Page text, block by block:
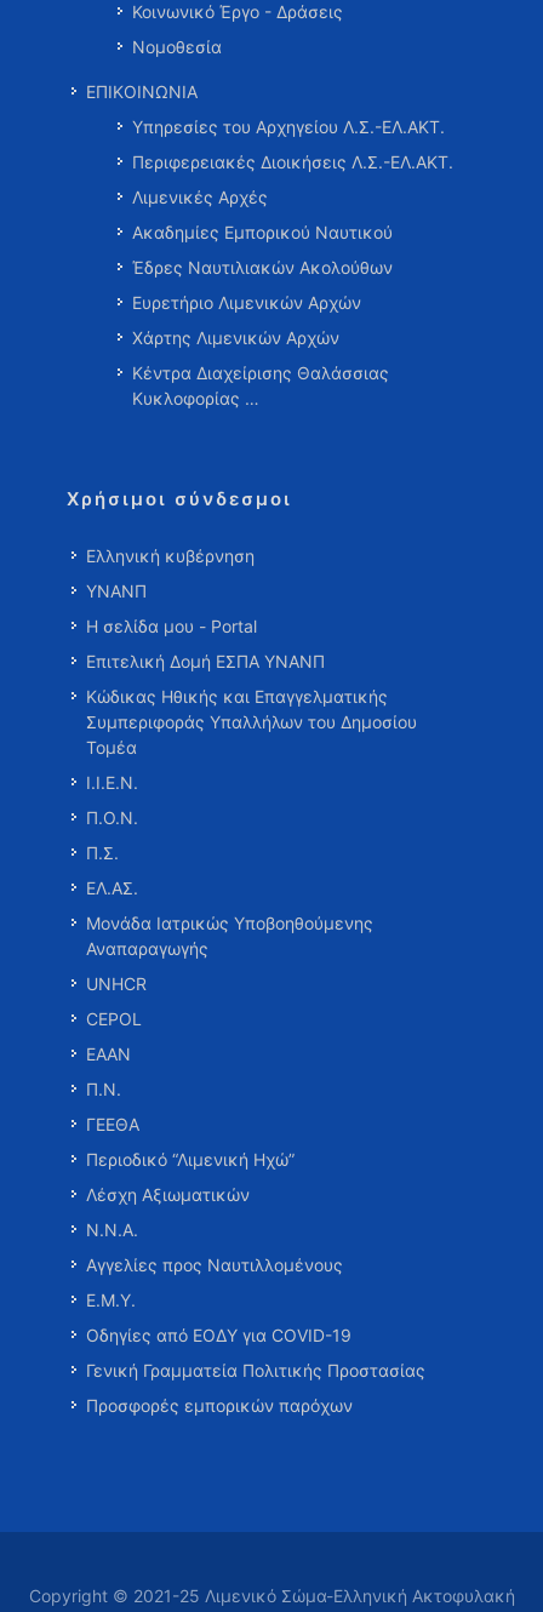
Κοινωνικό Έργο - Δράσεις
Νομοθεσία
ΕΠΙΚΟΙΝΩΝΙΑ
Υπηρεσίες του Αρχηγείου Λ.Σ.-ΕΛ.ΑΚΤ.
Περιφερειακές Διοικήσεις Λ.Σ.-ΕΛ.ΑΚΤ.
Λιμενικές Αρχές
Ακαδημίες Εμπορικού Ναυτικού
Έδρες Ναυτιλιακών Ακολούθων
Ευρετήριο Λιμενικών Αρχών
Χάρτης Λιμενικών Αρχών
Κέντρα Διαχείρισης Θαλάσσιας
Κυκλοφορίας …
Χρήσιμοι σύνδεσμοι
Ελληνική κυβέρνηση
ΥΝΑΝΠ
Η σελίδα μου - Portal
Επιτελική Δομή ΕΣΠΑ ΥΝΑΝΠ
Κώδικας Ηθικής και Επαγγελματικής
Συμπεριφοράς Υπαλλήλων του Δημοσίου
Τομέα
Ι.Ι.Ε.Ν.
Π.Ο.Ν.
Π.Σ.
ΕΛ.ΑΣ.
Μονάδα Ιατρικώς Υποβοηθούμενης
Αναπαραγωγής
UNHCR
CEPOL
ΕΑΑΝ
Π.Ν.
ΓΕΕΘΑ
Περιοδικό “Λιμενική Ηχώ”
Λέσχη Αξιωματικών
Ν.Ν.Α.
Αγγελίες προς Ναυτιλλομένους
Ε.Μ.Υ.
Οδηγίες από ΕΟΔΥ για COVID-19
Γενική Γραμματεία Πολιτικής Προστασίας
Προσφορές εμπορικών παρόχων
Copyright © 2021-25 Λιμενικό Σώμα-Ελληνική Ακτοφυλακή